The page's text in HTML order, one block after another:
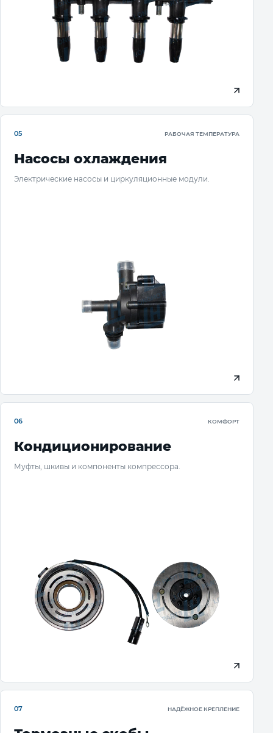
05 РАБОЧАЯ ТЕМПЕРАТУРА
Насосы охлаждения
Электрические насосы и циркуляционные модули.
06 КОМФОРТ
Кондиционирование
Муфты, шкивы и компоненты компрессора.
07 НАДЁЖНОЕ КРЕПЛЕНИЕ